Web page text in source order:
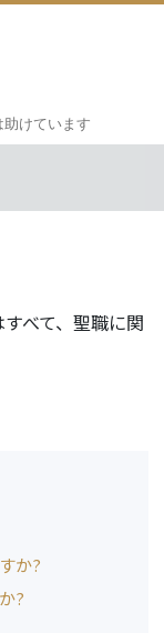
けています
ン入門フィルム
べて、聖職に関
か?
?